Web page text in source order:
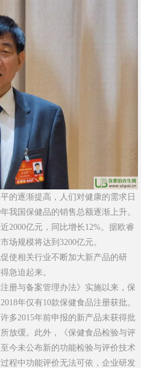
的逐渐提高，人们对健康的需求日
我国保健品的销售总额逐渐上升。
2000亿元，同比增长12%。据欧睿
场规模将达到3200亿元。
使相关行业不断加大新产品的研
急迫起来。
册与备案管理办法》实施以来，保
年仅有10款保健食品注册获批。
多2015年前申报的新产品未获得批
放缓。此外，《保健食品检验与评
今未公布新的功能检验与评价技术
程中功能评价无法可依，企业研发